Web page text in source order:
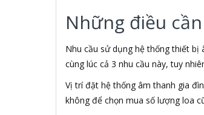
3S
5A systems
7Gift Shop
A 100+
A Clock
A & T
AAD
Những điều
Nhu cầu sử dụng hệ thống thiết bị
cùng lúc cả 3 nhu cầu này, tuy
Vị trí đặt hệ thống âm thanh gia
không để chọn mua số lượng loa